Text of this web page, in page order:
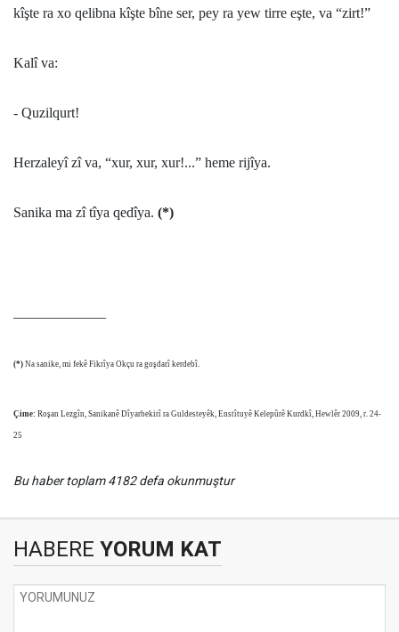
kîşte ra xo qelibna kîşte bîne ser, pey ra yew tirre eşte, va “zirt!”
Kalî va:
- Quzilqurt!
Herzaleyî zî va, “xur, xur, xur!...” heme rijîya.
Sanika ma zî tîya qedîya. (*)
(*) Na sanike, mi fekê Fikrîya Okçu ra goşdarî kerdebî.
Çime: Roşan Lezgîn, Sanikanê Dîyarbekirî ra Guldesteyêk, Enstîtuyê Kelepûrê Kurdkî, Hewlêr 2009, r. 24-
25
Bu haber toplam 4182 defa okunmuştur
HABERE YORUM KAT